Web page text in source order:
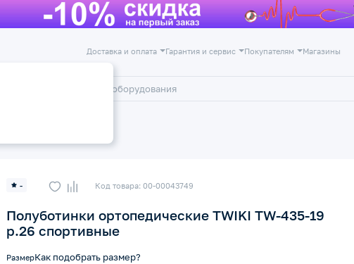
Доставка и оплата Гарантия и сервис Покупателям Магазины
- Код товара: 00-00043749
Полуботинки ортопедические TWIKI TW-435-19
р.26 спортивные
РазмерКак подобрать размер?